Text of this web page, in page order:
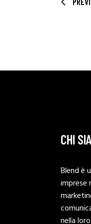
CHI
Blend è
imprese
nella